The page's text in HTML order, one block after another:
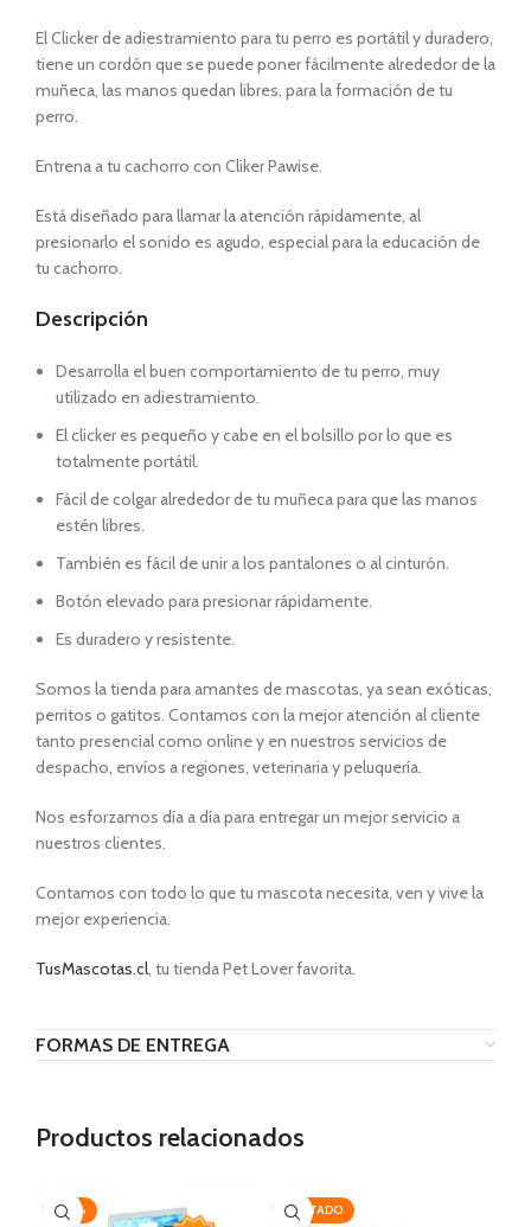
El Clicker de adiestramiento para tu perro es portátil y duradero,
tiene un cordón que se puede poner fácilmente alrededor de la
muñeca, las manos quedan libres, para la formación de tu
perro.
Entrena a tu cachorro con Cliker Pawise.
Está diseñado para llamar la atención rápidamente, al
presionarlo el sonido es agudo, especial para la educación de
tu cachorro.
Descripción
Desarrolla el buen comportamiento de tu perro, muy
utilizado en adiestramiento.
El clicker es pequeño y cabe en el bolsillo por lo que es
totalmente portátil.
Fácil de colgar alrededor de tu muñeca para que las manos
estén libres.
También es fácil de unir a los pantalones o al cinturón.
Botón elevado para presionar rápidamente.
Es duradero y resistente.
Somos la tienda para amantes de mascotas, ya sean exóticas,
perritos o gatitos. Contamos con la mejor atención al cliente
tanto presencial como online y en nuestros servicios de
despacho, envíos a regiones, veterinaria y peluquería.
Nos esforzamos día a día para entregar un mejor servicio a
nuestros clientes.
Contamos con todo lo que tu mascota necesita, ven y vive la
mejor experiencia.
TusMascotas.cl, tu tienda Pet Lover favorita.
FORMAS DE ENTREGA
Productos relacionados
-20% AGOTADO